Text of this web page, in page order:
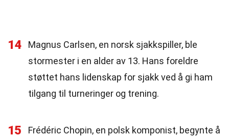
14
Magnus Carlsen, en norsk sjakkspiller, ble
stormester i en alder av 13. Hans foreldre
støttet hans lidenskap for sjakk ved å gi ham
tilgang til turneringer og trening.
15
Frédéric Chopin, en polsk komponist, begynte å